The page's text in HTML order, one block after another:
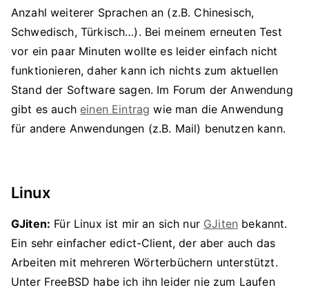
Anzahl weiterer Sprachen an (z.B. Chinesisch,
Schwedisch, Türkisch…). Bei meinem erneuten Test
vor ein paar Minuten wollte es leider einfach nicht
funktionieren, daher kann ich nichts zum aktuellen
Stand der Software sagen. Im Forum der Anwendung
gibt es aucheinen Eintrag wie man die Anwendung
für andere Anwendungen (z.B. Mail) benutzen kann.
Linux
GJiten: Für Linux ist mir an sich nur GJiten bekannt.
Ein sehr einfacher edict-Client, der aber auch das
Arbeiten mit mehreren Wörterbüchern unterstützt.
Unter FreeBSD habe ich ihn leider nie zum Laufen